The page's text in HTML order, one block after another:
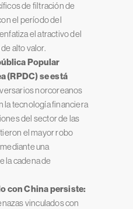
de filtración de
el período del
el atractivo del
alto valor.
Popular
(RPDC) se está
norcoreanos
la tecnología financiera
del sector de las
el mayor robo
una
la cadena de
con China persiste:
vinculados con